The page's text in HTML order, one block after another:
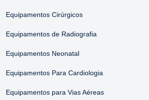
Equipamentos Cirúrgicos
Equipamentos de Radiografia
Equipamentos Neonatal
Equipamentos Para Cardiologia
Equipamentos para Vias Aéreas